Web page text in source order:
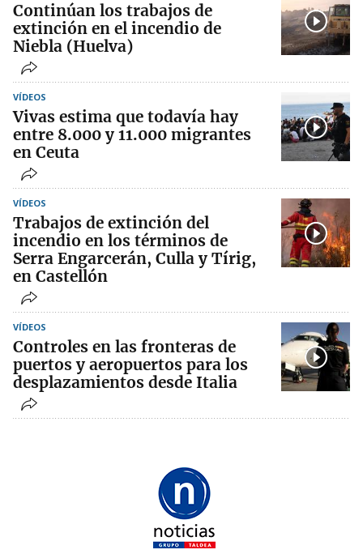
Continúan los trabajos de
extinción en el incendio de
Niebla (Huelva)
VÍDEOS
Vivas estima que todavía hay
entre 8.000 y 11.000 migrantes
en Ceuta
VÍDEOS
Trabajos de extinción del
incendio en los términos de
Serra Engarcerán, Culla y Tírig,
en Castellón
VÍDEOS
Controles en las fronteras de
puertos y aeropuertos para los
desplazamientos desde Italia